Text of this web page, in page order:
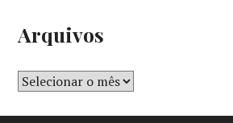
Arquivos